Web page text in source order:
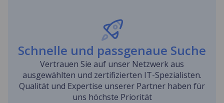
Schnelle und passgenaue Suche
Vertrauen Sie auf unser Netzwerk aus
ausgewählten und zertifizierten IT-Spezialisten.
Qualität und Expertise unserer Partner haben für
uns höchste Priorität